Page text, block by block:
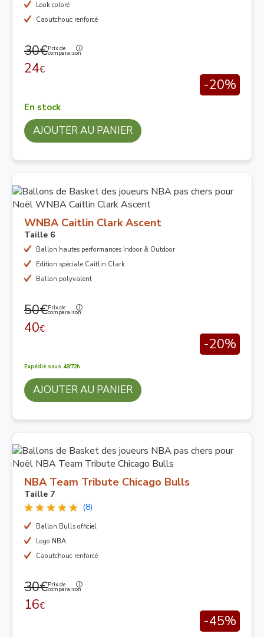
Look coloré
Caoutchouc renforcé
30€Prix de
comparaison
24€
-20%
En stock
AJOUTER AU PANIER
WNBA Caitlin Clark Ascent
Taille 6
Ballon hautes performances Indoor & Outdoor
Edition spéciale Caitlin Clark
Ballon polyvalent
50€Prix de
comparaison
40€
-20%
Expédié sous 48/72h
AJOUTER AU PANIER
NBA Team Tribute Chicago Bulls
Taille 7
(8)
Ballon Bulls officiel
Logo NBA
Caoutchouc renforcé
30€Prix de
comparaison
16€
-45%